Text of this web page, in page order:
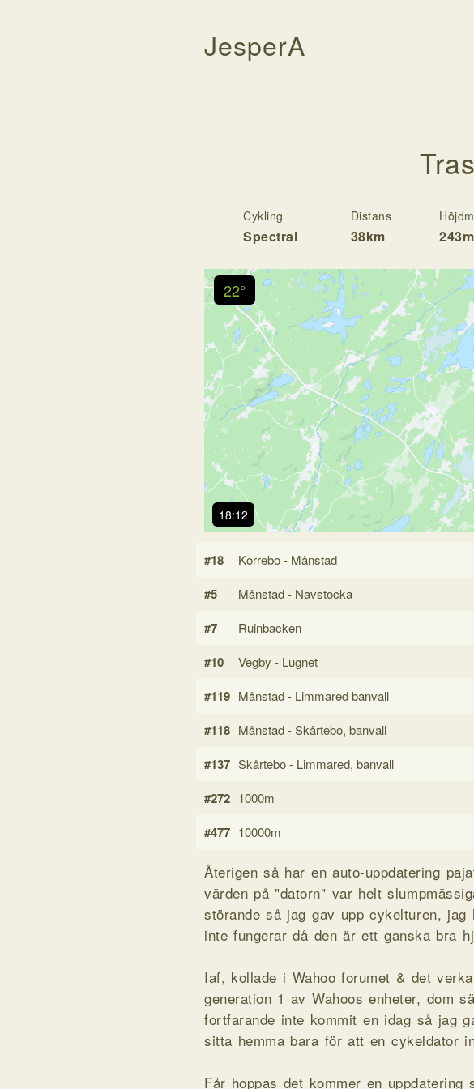
JesperA
Cykling
Spectral
Distans
38km 243m
22°
18:12
#18 Korrebo - Månstad
#5 Månstad - Navstocka
#7 Ruinbacken
#10 Vegby - Lugnet
#119 Månstad - Limmared banvall
#118 Månstad - Skårtebo, banvall
#137 Skårtebo - Limmared, banvall
#272 1000m
#477 10000m
Återigen så har en auto-uppdatering
värden på "datorn" var helt
störande så jag gav upp cykelturen,
inte fungerar då den är ett ganska bra
Iaf, kollade i Wahoo forumet & det
generation 1 av Wahoos enheter, dom
fortfarande inte kommit en idag så jag
sitta hemma bara för att en cykeldator
Får hoppas det kommer en uppdatering